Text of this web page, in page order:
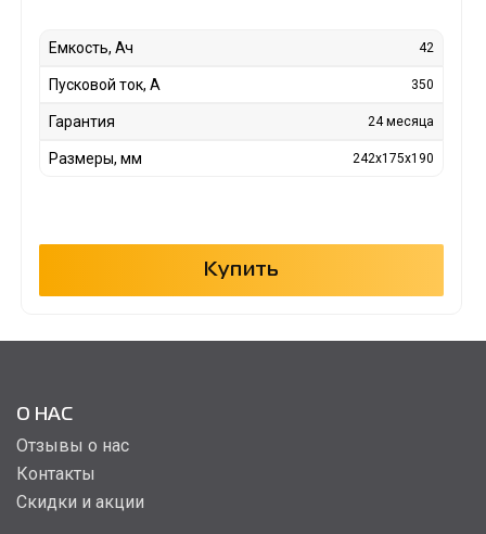
Емкость, Ач 42
Пусковой ток, А 350
Гарантия 24 месяца
Размеры, мм 242x175x190
Купить
О НАС
Отзывы о нас
Контакты
Скидки и акции